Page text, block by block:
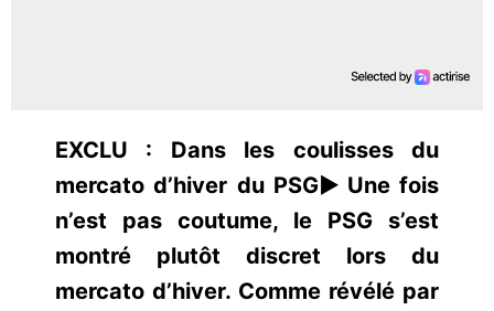
EXCLU : Dans les coulisses du
mercato d’hiver du PSG▶️Une fois
n’est pas coutume, le PSG s’est
montré plutôt discret lors du
mercato d’hiver. Comme révélé par